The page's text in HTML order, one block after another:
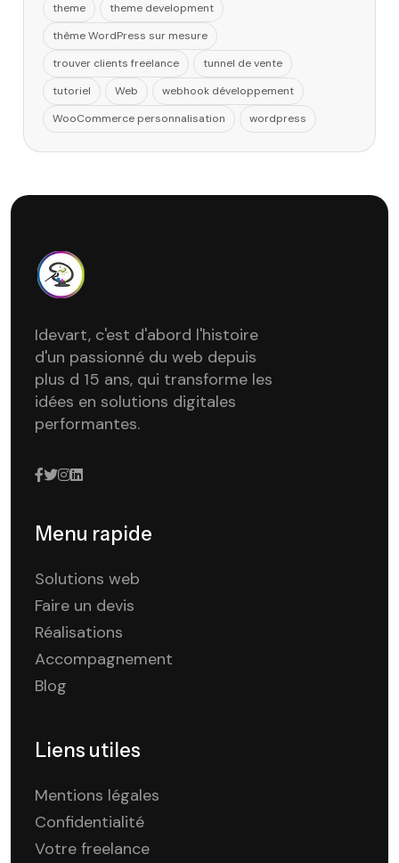
theme
theme development
thème WordPress sur mesure
trouver clients freelance
tunnel de vente
tutoriel
Web
webhook développement
WooCommerce personnalisation
wordpress
Idevart, c'est d'abord l'histoire
d'un passionné du web depuis
plus d 15 ans, qui transforme les
idées en solutions digitales
performantes.
Menu rapide
Solutions web
Faire un devis
Réalisations
Accompagnement
Blog
Liens utiles
Mentions légales
Confidentialité
Votre freelance